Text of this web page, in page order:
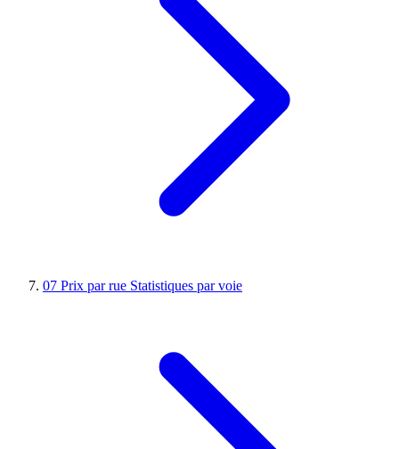
07 Prix par rue Statistiques par voie